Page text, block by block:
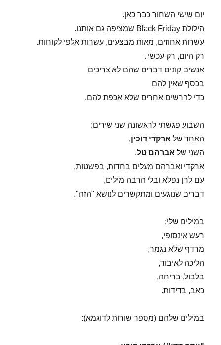
יום שישי השחור כבר כאן.
הילולת Black Friday שמציפה גם אותנו.
עשרות אחוזים, מאות מבצעים, עשרות אלפי לקוחות.
רק היום, רק עכשיו.
אנשים קונים דברים שהם לא צריכים
בכסף שאין להם
כדי להרשים אחרים שלא אכפת להם.
השבוע פגשתי לראשונה שני שירים:
האחד של ארקדי דוכין,
השני של אברהם טל.
ארקדי ואברהם מעלים בחדות, בפשטות,
עם לחן נפלא ובלי הרבה מילים,
דברים שנוגעים ומתקשרים לנושא "הזה".
במילים שלי:
רעש אינסופי,
מרדף שלא נגמר,
הליכה לאיבוד,
בלבול, בריחה,
כאב, בדידות.
במילים שלהם (מספר שורות לדוגמא):